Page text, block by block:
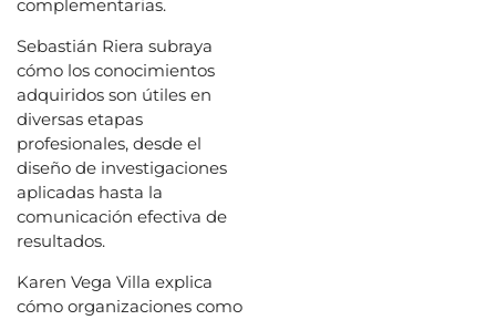
complementarias.
Sebastián Riera subraya
cómo los conocimientos
adquiridos son útiles en
diversas etapas
profesionales, desde el
diseño de investigaciones
aplicadas hasta la
comunicación efectiva de
resultados.
Karen Vega Villa explica
cómo organizaciones como